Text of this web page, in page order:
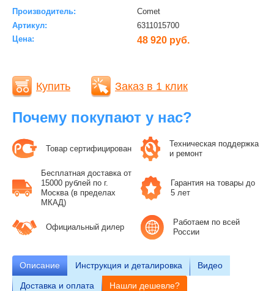
Производитель:
Comet
Артикул:
6311015700
Цена:
48 920 руб.
Купить Заказ в 1 клик
Почему покупают у нас?
Товар сертифицирован
Техническая поддержка
и ремонт
Бесплатная доставка от
15000 рублей по г.
Москва (в пределах
МКАД)
Гарантия на товары до
5 лет
Официальный дилер
Работаем по всей
России
Описание Инструкция и деталировка Видео
Доставка и оплата Нашли дешевле?